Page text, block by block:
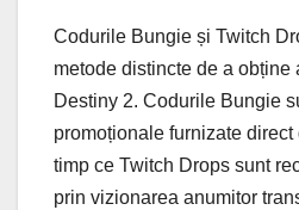
Codurile Bungie și Twitch
metode distincte de a obține
Destiny 2. Codurile Bungie
promoționale furnizate direct
timp ce Twitch Drops sunt
prin vizionarea anumitor